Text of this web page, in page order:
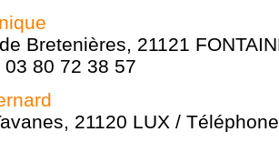
Bretenières, 21121
80 72 38 57
21120 LUX /